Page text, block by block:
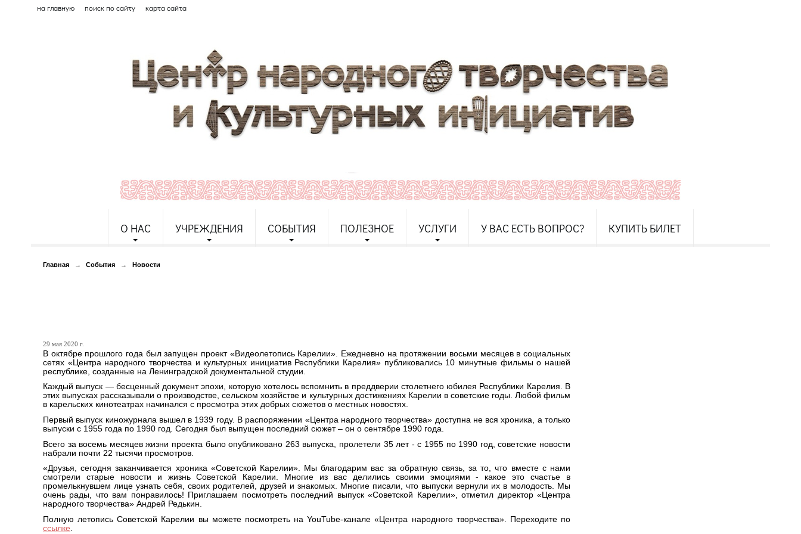
на главную поиск по сайту карта сайта
О НАС УЧРЕЖДЕНИЯ СОБЫТИЯ ПОЛЕЗНОЕ УСЛУГИ У ВАС ЕСТЬ ВОПРОС? КУПИТЬ БИЛЕТ
Главная → События → Новости
29 мая 2020 г.
В октябре прошлого года был запущен проект «Видеолетопись Карелии». Ежедневно на протяжении восьми месяцев в социальных
сетях «Центра народного творчества и культурных инициатив Республики Карелия» публиковались 10 минутные фильмы о нашей
республике, созданные на Ленинградской документальной студии.
Каждый выпуск — бесценный документ эпохи, которую хотелось вспомнить в преддверии столетнего юбилея Республики Карелия. В
этих выпусках рассказывали о производстве, сельском хозяйстве и культурных достижениях Карелии в советские годы. Любой фильм
в карельских кинотеатрах начинался с просмотра этих добрых сюжетов о местных новостях.
Первый выпуск киножурнала вышел в 1939 году. В распоряжении «Центра народного творчества» доступна не вся хроника, а только
выпуски с 1955 года по 1990 год. Сегодня был выпущен последний сюжет – он о сентябре 1990 года.
Всего за восемь месяцев жизни проекта было опубликовано 263 выпуска, пролетели 35 лет - с 1955 по 1990 год , советские новости
набрали почти 22 тысячи просмотров.
«Друзья, сегодня заканчивается хроника «Советской Карелии». Мы благодарим вас за обратную связь, за то, что вместе с нами
смотрели старые новости и жизнь Советской Карелии. Многие из вас делились своими эмоциями - какое это счастье в
промелькнувшем лице узнать себя, своих родителей, друзей и знакомых. Многие писали, что выпуски вернули их в молодость. Мы
очень рады, что вам понравилось! Приглашаем посмотреть последний выпуск «Советской Карелии», отметил директор «Центра
народного творчества» Андрей Редькин.
Полную летопись Советской Карелии вы можете посмотреть наYouTube-канале «Центра народного творчества». Переходите по
ссылке.